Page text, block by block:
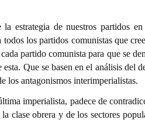
estrategia de nuestros partidos
los partidos comunistas que
partido comunista para que se
esta. Que se basen en el análisis
los antagonismos interimperialistas.
imperialista, padece de
clase obrera y de los sectores